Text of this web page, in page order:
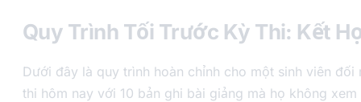
Quy Trình Tối Trước Kỳ Thi: Kết
Dưới đây là quy trình hoàn chỉnh cho một sinh viên đối
thi hôm nay với 10 bản ghi bài giảng mà họ không xem